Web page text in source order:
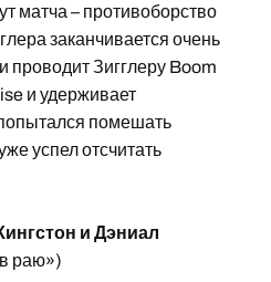
матча – противоборство
заканчивается очень
проводит Зигглеру Boom
и удерживает
помешать
успел отсчитать
и Дэниал
раю»)